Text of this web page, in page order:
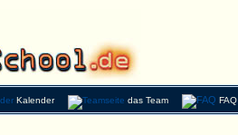
Kalender das Team FAQ